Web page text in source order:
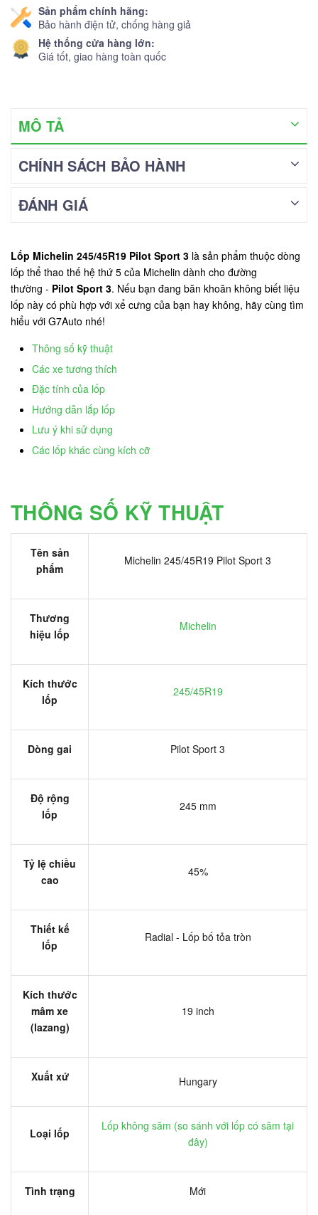
Sản phẩm chính hãng:
Bảo hành điện tử, chống hàng giả
Hệ thống cửa hàng lớn:
Giá tốt, giao hàng toàn quốc
MÔ TẢ
CHÍNH SÁCH BẢO HÀNH
ĐÁNH GIÁ
Lốp Michelin 245/45R19 Pilot Sport 3 là sản phẩm thuộc dòng
lốp thể thao thế hệ thứ 5 của Michelin dành cho đường
thường - Pilot Sport 3. Nếu bạn đang băn khoăn không biết liệu
lốp này có phù hợp với xể cưng của bạn hay không, hãy cùng tìm
hiểu với G7Auto nhé!
Thông số kỹ thuật
Các xe tương thích
Đặc tính của lốp
Hướng dẫn lắp lốp
Lưu ý khi sử dụng
Các lốp khác cùng kích cỡ
THÔNG SỐ KỸ THUẬT
Tên sản
phẩm
Michelin 245/45R19 Pilot Sport 3
Thương
hiệu lốp
Michelin
Kích thước
lốp
245/45R19
Dòng gai Pilot Sport 3
Độ rộng
lốp
245 mm
Tỷ lệ chiều
cao
45%
Thiết kế
lốp
Radial - Lốp bố tỏa tròn
Kích thước
mâm xe
(lazang)
19 inch
Xuất xứ Hungary
Loại lốp
Lốp không săm (so sánh với lốp có săm tại
đây)
Tình trạng Mới